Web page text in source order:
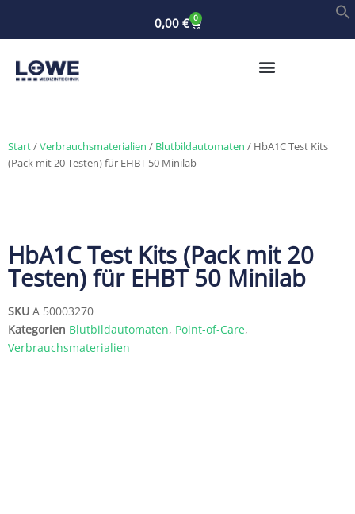
0,00 € 0
Start/Verbrauchsmaterialien / Blutbildautomaten / HbA1C Test Kits
(Pack mit 20 Testen) für EHBT 50 Minilab
HbA1C Test Kits (Pack mit 20
Testen) für EHBT 50 Minilab
SKU A 50003270
Kategorien Blutbildautomaten, Point-of-Care,
Verbrauchsmaterialien